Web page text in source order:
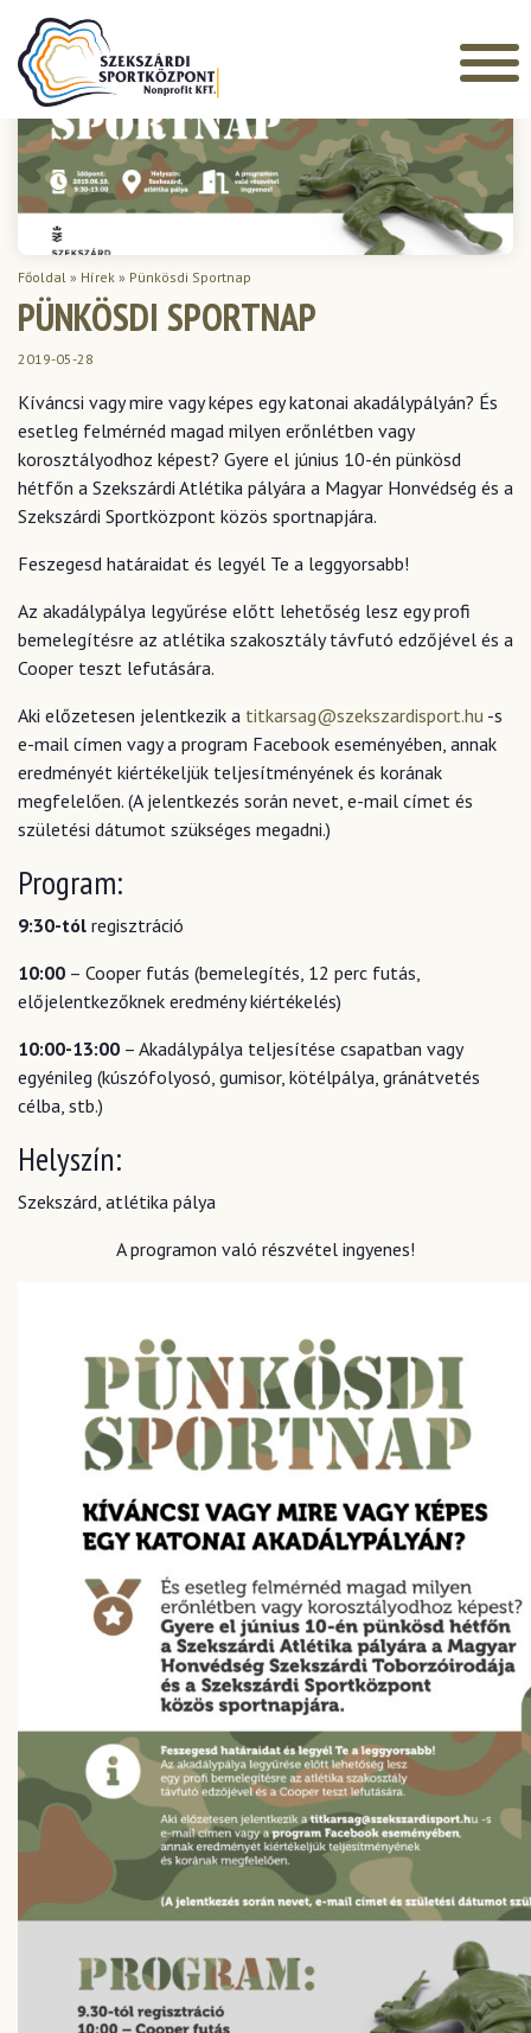
Főoldal » Hírek » Pünkösdi Sportnap
PÜNKÖSDI SPORTNAP
2019-05-28
Kíváncsi vagy mire vagy képes egy katonai akadálypályán? És
esetleg felmérnéd magad milyen erőnlétben vagy
korosztályodhoz képest? Gyere el június 10-én pünkösd
hétfőn a Szekszárdi Atlétika pályára a Magyar Honvédség és a
Szekszárdi Sportközpont közös sportnapjára.
Feszegesd határaidat és legyél Te a leggyorsabb!
Az akadálypálya legyűrése előtt lehetőség lesz egy profi
bemelegítésre az atlétika szakosztály távfutó edzőjével és a
Cooper teszt lefutására.
Aki előzetesen jelentkezik a titkarsag@szekszardisport.hu -s
e-mail címen vagy a program Facebook eseményében, annak
eredményét kiértékeljük teljesítményének és korának
megfelelően. (A jelentkezés során nevet, e-mail címet és
születési dátumot szükséges megadni.)
Program:
9:30-tól regisztráció
10:00 – Cooper futás (bemelegítés, 12 perc futás,
előjelentkezőknek eredmény kiértékelés)
10:00-13:00 – Akadálypálya teljesítése csapatban vagy
egyénileg (kúszófolyosó, gumisor, kötélpálya, gránátvetés
célba, stb.)
Helyszín:
Szekszárd, atlétika pálya
A programon való részvétel ingyenes!